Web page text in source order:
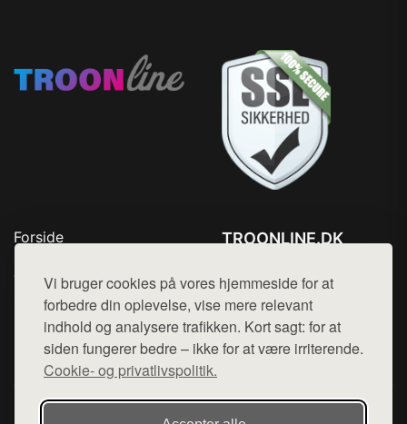
Vi bruger cookies på vores hjemmeside for at
forbedre din oplevelse, vise mere relevant
indhold og analysere trafikken. Kort sagt: for at
siden fungerer bedre – ikke for at være irriterende.
Cookie- og privatlivspolitik.
Forside
Top Rabatter
Blog
Kontakt
TROONLINE.DK
Mail: hej@want.dk
Cookie- og privatlivspolitik